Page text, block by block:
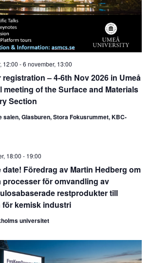
registration – 4-6th Nov 2026 in Umeå
meeting of the Surface and Materials
Section
12:00 -6 november, 13:00
salen, Glasburen, Stora Fokusrummet, KBC-
date! Föredrag av Martin Hedberg om
processer för omvandling av
restprodukter till
för kemisk industri
18:00 - 19:00
universitet